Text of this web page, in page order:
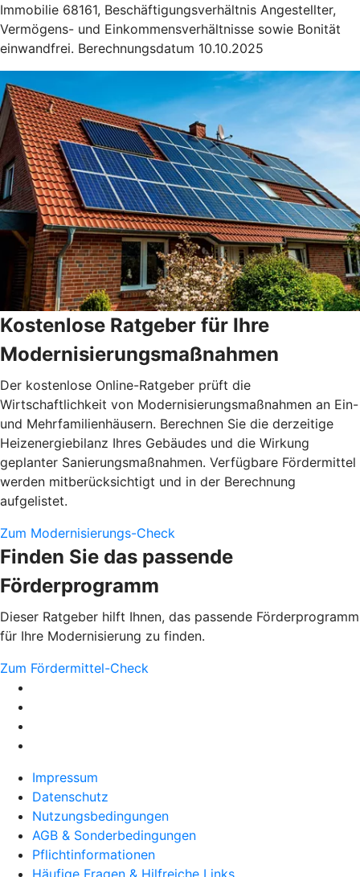
Immobilie 68161, Beschäftigungsverhältnis Angestellter,
Vermögens- und Einkommensverhältnisse sowie Bonität
einwandfrei. Berechnungsdatum 10.10.2025
Kostenlose Ratgeber für Ihre
Modernisierungsmaßnahmen
Der kostenlose Online-Ratgeber prüft die
Wirtschaftlichkeit von Modernisierungsmaßnahmen an Ein-
und Mehrfamilienhäusern. Berechnen Sie die derzeitige
Heizenergiebilanz Ihres Gebäudes und die Wirkung
geplanter Sanierungsmaßnahmen. Verfügbare Fördermittel
werden mitberücksichtigt und in der Berechnung
aufgelistet.
Zum Modernisierungs-Check
Finden Sie das passende
Förderprogramm
Dieser Ratgeber hilft Ihnen, das passende Förderprogramm
für Ihre Modernisierung zu finden.
Zum Fördermittel-Check
Impressum
Datenschutz
Nutzungsbedingungen
AGB & Sonderbedingungen
Pflichtinformationen